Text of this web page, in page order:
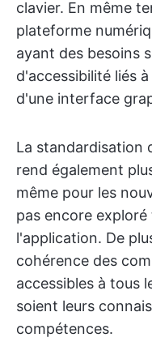
clavier. En même
plateforme
ayant des besoins
d'accessibilité liés
d'une interface
La standardisation
rend également
même pour les
pas encore
l'application. De
cohérence des
accessibles à tous
soient leurs
compétences.